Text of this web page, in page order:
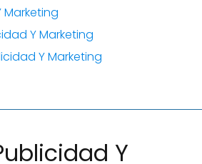
Y Marketing
Y Marketing
Y